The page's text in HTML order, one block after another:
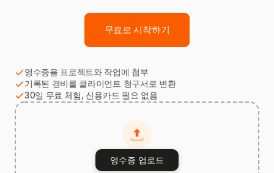
무료로 시작하기
영수증을 프로젝트와 작업에 첨부
기록된 경비를 클라이언트 청구서로 변환
30일 무료 체험, 신용카드 필요 없음
영수증 업로드